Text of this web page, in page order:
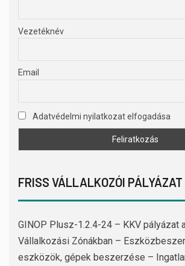
Vezetéknév
Email
Adatvédelmi nyilatkozat elfogadása
FRISS VÁLLALKOZÓI PÁLYÁZAT
GINOP Plusz-1.2.4-24 – KKV pályázat
Vállalkozási Zónákban –
eszközök, gépek beszerzése –